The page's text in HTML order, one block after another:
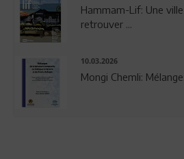
Hammam-Lif: Une
retrouver ...
10.03.2026
Mongi Chemli: